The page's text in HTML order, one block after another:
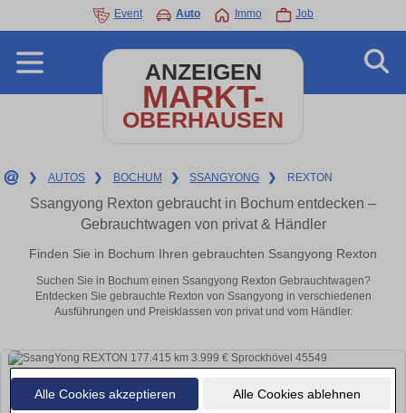
Alle Cookies akzeptieren Alle Cookies ablehnen
Event Auto Immo Job
ANZEIGEN
MARKT-
OBERHAUSEN
❯ AUTOS ❯ BOCHUM ❯ SSANGYONG ❯ REXTON
Ssangyong Rexton gebraucht in Bochum entdecken –
Gebrauchtwagen von privat & Händler
Finden Sie in Bochum Ihren gebrauchten Ssangyong Rexton
Suchen Sie in Bochum einen Ssangyong Rexton Gebrauchtwagen?
Entdecken Sie gebrauchte Rexton von Ssangyong in verschiedenen
Ausführungen und Preisklassen von privat und vom Händler.